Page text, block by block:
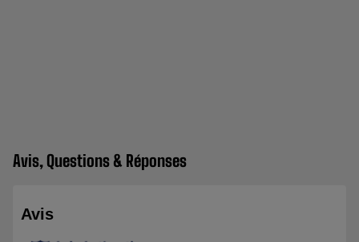
Avis, Questions & Réponses